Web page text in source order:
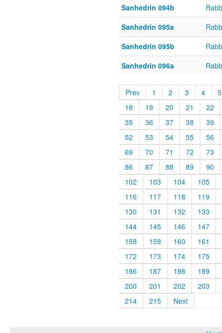
Sanhedrin 094b
Sanhedrin 095a
Sanhedrin 095b
Sanhedrin 096a
Prev 1 2 3 4
5
18
19 20 21
22
35
36 37 38
39
52
53 54 55
56
69
70 71 72
73
86
87 88 89
90
102
103 104
105
116
117 118
119
130
131 132
133
144
145 146
147
158
159 160
161
172
173 174
175
186
187 188
189
200
201 202
203
214
215 Next